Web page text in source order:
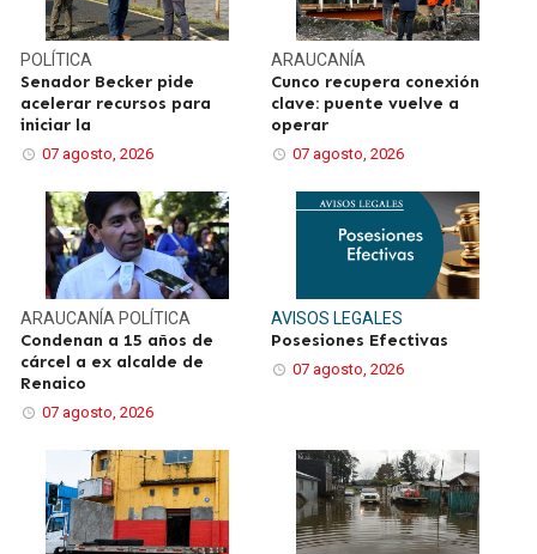
POLÍTICA
Senador Becker pide
acelerar recursos para
iniciar la
07 agosto, 2026
ARAUCANÍA
Cunco recupera conexión
clave: puente vuelve a
operar
07 agosto, 2026
ARAUCANÍA POLÍTICA
Condenan a 15 años de
cárcel a ex alcalde de
Renaico
07 agosto, 2026
AVISOS LEGALES
Posesiones Efectivas
07 agosto, 2026